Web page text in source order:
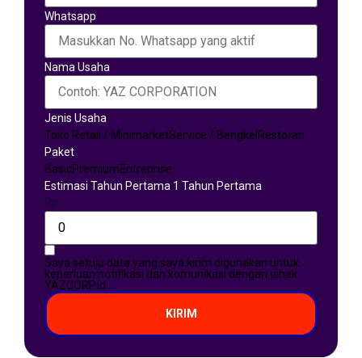
Whatsapp
Nama Usaha
Jenis Usaha
Toko Retail / MinimarketService / Bengkel Restoran
Paket
BasicPremiumEntreprise
Estimasi Tahun Pertama 1 Tahun Pertama
Rp
Saya setuju data yang saya kirim digunakan untuk
keperluan notifikasi dan komunikasi dengan pihak
YAZCORP.id
KIRIM